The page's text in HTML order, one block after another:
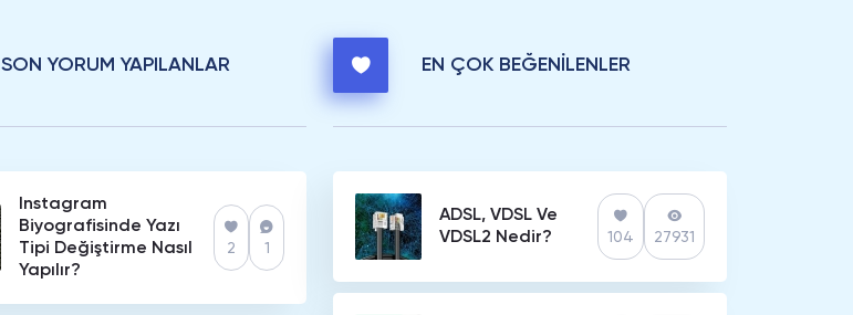
SON YORUM YAPILANLAR
Instagram
Biyografisinde Yazı
Tipi Değiştirme Nasıl
Yapılır?
2 1
EN ÇOK BEĞENİLENLER
ADSL, VDSL Ve
VDSL2 Nedir?
104 27931